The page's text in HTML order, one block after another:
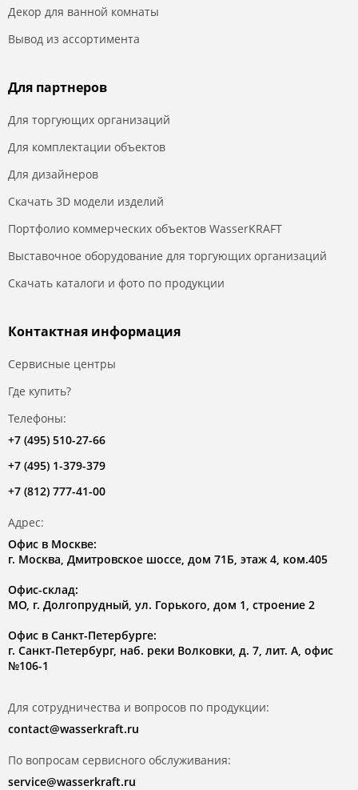
Декор для ванной комнаты
Вывод из ассортимента
Для партнеров
Для торгующих организаций
Для комплектации объектов
Для дизайнеров
Скачать 3D модели изделий
Портфолио коммерческих объектов WasserKRAFT
Выставочное оборудование для торгующих организаций
Скачать каталоги и фото по продукции
Контактная информация
Сервисные центры
Где купить?
Телефоны:
+7 (495) 510-27-66
+7 (495) 1-379-379
+7 (812) 777-41-00
Адрес:
Офис в Москве:
г. Москва, Дмитровское шоссе, дом 71Б, этаж 4, ком.405
Офис-склад:
МО, г. Долгопрудный, ул. Горького, дом 1, строение 2
Офис в Санкт-Петербурге:
г. Санкт-Петербург, наб. реки Волковки, д. 7, лит. А, офис
№106-1
Для сотрудничества и вопросов по продукции:
contact@wasserkraft.ru
По вопросам сервисного обслуживания:
service@wasserkraft.ru